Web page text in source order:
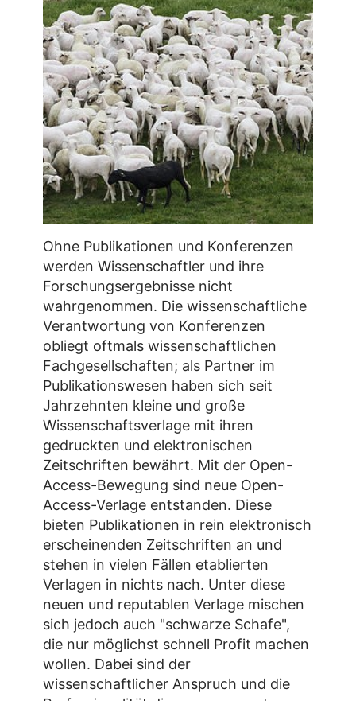
Ohne Publikationen und Konferenzen
werden Wissenschaftler und ihre
Forschungsergebnisse nicht
wahrgenommen. Die wissenschaftliche
Verantwortung von Konferenzen
obliegt oftmals wissenschaftlichen
Fachgesellschaften; als Partner im
Publikationswesen haben sich seit
Jahrzehnten kleine und große
Wissenschaftsverlage mit ihren
gedruckten und elektronischen
Zeitschriften bewährt. Mit der Open-
Access-Bewegung sind neue Open-
Access-Verlage entstanden. Diese
bieten Publikationen in rein elektronisch
erscheinenden Zeitschriften an und
stehen in vielen Fällen etablierten
Verlagen in nichts nach. Unter diese
neuen und reputablen Verlage mischen
sich jedoch auch "schwarze Schafe",
die nur möglichst schnell Profit machen
wollen. Dabei sind der
wissenschaftlicher Anspruch und die